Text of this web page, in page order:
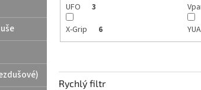
UFO 3
X-Grip 6
Rychlý filtr